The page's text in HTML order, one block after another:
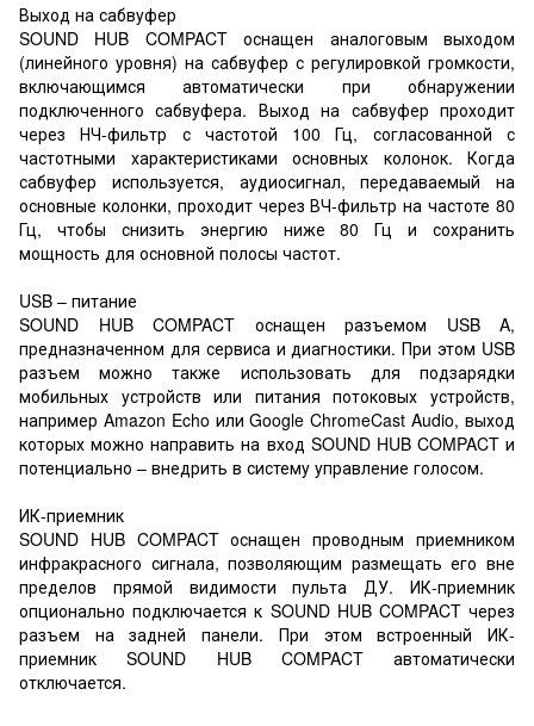
Выход на сабвуфер
SOUND HUB COMPACT оснащен аналоговым выходом
(линейного уровня) на сабвуфер с регулировкой громкости,
включающимся автоматически при обнаружении
подключенного сабвуфера. Выход на сабвуфер проходит
через НЧ-фильтр с частотой 100 Гц, согласованной с
частотными характеристиками основных колонок. Когда
сабвуфер используется, аудиосигнал, передаваемый на
основные колонки, проходит через ВЧ-фильтр на частоте 80
Гц, чтобы снизить энергию ниже 80 Гц и сохранить
мощность для основной полосы частот.
USB – питание
SOUND HUB COMPACT оснащен разъемом USB A,
предназначенном для сервиса и диагностики. При этом USB
разъем можно также использовать для подзарядки
мобильных устройств или питания потоковых устройств,
например Amazon Echo или Google ChromeCast Audio, выход
которых можно направить на вход SOUND HUB COMPACT и
потенциально – внедрить в систему управление голосом.
ИК-приемник
SOUND HUB COMPACT оснащен проводным приемником
инфракрасного сигнала, позволяющим размещать его вне
пределов прямой видимости пульта ДУ. ИК-приемник
опционально подключается к SOUND HUB COMPACT через
разъем на задней панели. При этом встроенный ИК-
приемник SOUND HUB COMPACT автоматически
отключается.